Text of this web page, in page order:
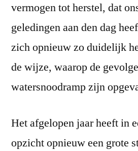
vermogen tot herstel, dat
geledingen aan den dag
zich opnieuw zo duidelijk
de wijze, waarop de
watersnoodramp zijn
Het afgelopen jaar heeft in
opzicht opnieuw een grote